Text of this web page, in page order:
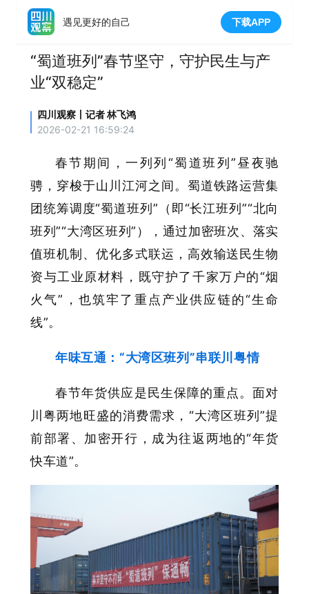
遇见更好的自己 下载APP
“蜀道班列”春节坚守，守护民生与产
业“双稳定”
四川观察丨记者 林飞鸿
2026-02-21 16:59:24
春节期间，一列列“蜀道班列”昼夜驰
骋，穿梭于山川江河之间。蜀道铁路运营集
团统筹调度“蜀道班列”（即“长江班列”“北向
班列”“大湾区班列”），通过加密班次、落实
值班机制、优化多式联运，高效输送民生物
资与工业原材料，既守护了千家万户的“烟
火气”，也筑牢了重点产业供应链的“生命
线”。
年味互通：“大湾区班列”串联川粤情
春节年货供应是民生保障的重点。面对
川粤两地旺盛的消费需求，“大湾区班列”提
前部署、加密开行，成为往返两地的“年货
快车道”。